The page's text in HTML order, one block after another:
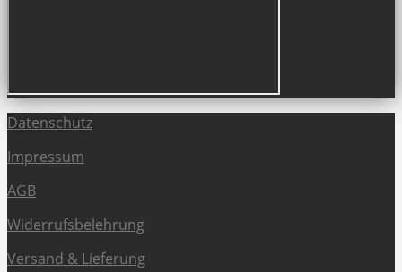
Datenschutz
Impressum
AGB
Widerrufsbelehrung
Versand & Lieferung